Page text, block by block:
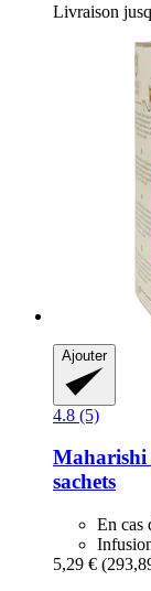
Livraison
Ajouter
4.8 (5)
Maharishi
sachets
En cas
5,29 €